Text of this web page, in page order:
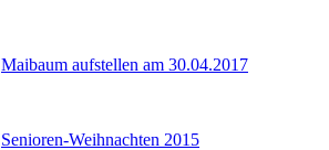
Maibaum aufstellen am 30.04.2017
Senioren-Weihnachten 2015